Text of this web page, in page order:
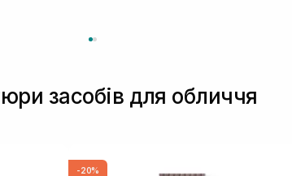
засобів для обличчя
-20%